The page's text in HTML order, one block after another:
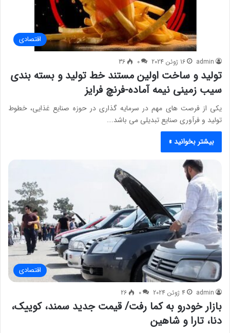
اقتصادی
admin 16 ژوئن 2024 0
36
تولید و ساخت اولین مستند خط تولید و بسته بندی
سیب زمینی نیمه آماده-فرنچ فرایز
یکی از فرصت های مهم در سرمایه گذاری در حوزه صنایع غذایی، خطوط
تولید و فرآوری صنایع تبدیلی می باشد.…
بیشتر بخوانید »
اقتصادی
admin 4 ژوئن 2024 0
26
بازار خودرو به کما رفت/ قیمت جدید سمند، کوییک،
دنا، تارا و شاهین